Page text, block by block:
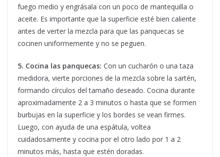
fuego medio y engrásala con un poco de mantequilla o
aceite. Es importante que la superficie esté bien caliente
antes de verter la mezcla para que las panquecas se
cocinen uniformemente y no se peguen.
5. Cocina las panquecas: Con un cucharón o una taza
medidora, vierte porciones de la mezcla sobre la sartén,
formando círculos del tamaño deseado. Cocina durante
aproximadamente 2 a 3 minutos o hasta que se formen
burbujas en la superficie y los bordes se vean firmes.
Luego, con ayuda de una espátula, voltea
cuidadosamente y cocina por el otro lado por 1 a 2
minutos más, hasta que estén doradas.